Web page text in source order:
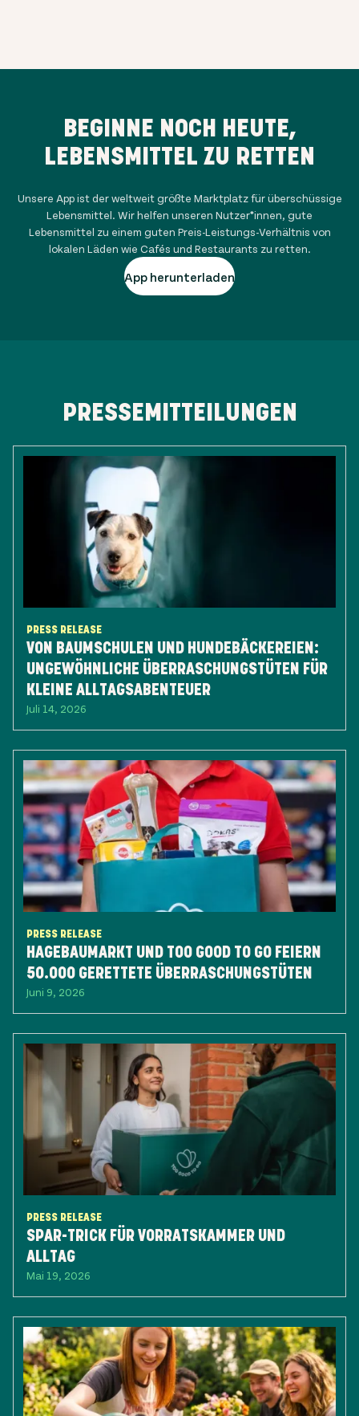
BEGINNE NOCH HEUTE,
LEBENSMITTEL ZU RETTEN
Unsere App ist der weltweit größte Marktplatz für überschüssige
Lebensmittel. Wir helfen unseren Nutzer*innen, gute
Lebensmittel zu einem guten Preis-Leistungs-Verhältnis von
lokalen Läden wie Cafés und Restaurants zu retten.
App herunterladen
PRESSEMITTEILUNGEN
PRESS RELEASE
VON BAUMSCHULEN UND HUNDEBÄCKEREIEN:
UNGEWÖHNLICHE ÜBERRASCHUNGSTÜTEN FÜR
KLEINE ALLTAGSABENTEUER
Juli 14, 2026
PRESS RELEASE
HAGEBAUMARKT UND TOO GOOD TO GO FEIERN
50.000 GERETTETE ÜBERRASCHUNGSTÜTEN
Juni 9, 2026
PRESS RELEASE
SPAR-TRICK FÜR VORRATSKAMMER UND
ALLTAG
Mai 19, 2026